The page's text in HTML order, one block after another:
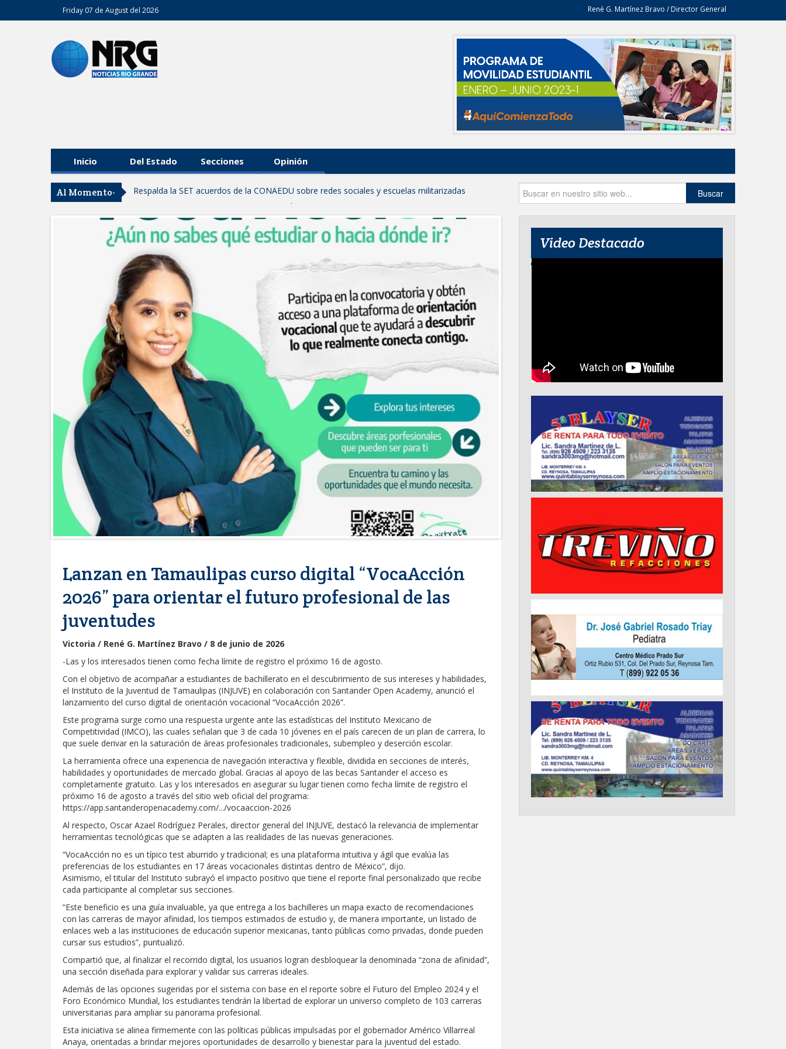
Friday 07 de August del 2026 René G. Martínez Bravo / Director General
Inicio Del Estado Secciones Opinión
Al Momento-
Respalda la SET acuerdos de la CONAEDU sobre redes sociales y escuelas militarizadas
MANTIENE EL RITMO DE LAS OBRAS PRIORITARIAS
Atendió Protección Civil de Reynosa reportes ante lluvias
IMPULSA GESTIÓN AMBIENTAL JORNADA DE MEJORA URBANA EN HACIENDA SAN AGUSTÍN
Asegura alcalde de Reynosa buen funcionamiento de Presa El Águila
GOBIERNO MUNICIPAL Y ESTATAL CELEBRARÁN FERIA DEL EMPLEO EL PRÓXIMO 18 DE
AGOSTO
Logra STPS la generación de empleo con más de 6 mil 900 colocaciones en Tamaulipas
Anunciaron Gobierno Municipal, PROFECO y CANACO: Feria de Regreso a Clases 2026
Brindará Familia UAT un moderno espacio con sentido humano en la nueva sede del COMASS
GOBIERNO MUNICIPAL ACERCA SERVICIOS Y APOYOS A FAMILIAS CON “PRESIDENCIA
CERQUITA DE TI”
Impulsa STPS ferias del empleo para jóvenes en tres regiones de Tamaulipas
Felicitó Carlos Peña Ortiz a más de 390 egresados de la Universidad Tecnológica de Tamaulipas
Norte
GOBIERNO DE CARMEN LILIA CANTUROSAS INVIERTE EN INFRAESTRUCTURA HÍDRICA PARA
GARANTIZAR UN MEJOR SERVICIO DE AGUA POTABLE
Facilita DIF Tamaulipas trámite de credencial y placas de circulación para personas con
discapacidad
CARMEN LILIA CANTUROSAS CONSOLIDA A NUEVO LAREDO COMO REFERENTE DE ENERGÍA
LIMPIA EN TAMAULIPAS
Destacó Alcalde Carlos Peña Ortiz respuesta inmediata de servicios municipales ante tormenta
La UAT, Gobierno del Estado y ganaderos consolidan proyecto “Carne Tam
GOBIERNO MUNICIPAL INVITA A CAMPAÑA DE TAMIZAJE AUDITIVO GRATUITO PARA RECIÉN
NACIDOS EN CLÍNICA UNE NUEVA ERA
Entregó Carlos Peña Ortiz apoyos de "Mamá Luchona", acompañado por la Senadora Maki
Esther Ortiz Domínguez
Intensificó Municipio programa de bacheo en cuatro colonias de Reynosa
Buscar
Lanzan en Tamaulipas curso digital “VocaAcción
2026” para orientar el futuro profesional de las
juventudes
Victoria / René G. Martínez Bravo / 8 de junio de 2026
-Las y los interesados tienen como fecha límite de registro el próximo 16 de agosto.
Con el objetivo de acompañar a estudiantes de bachillerato en el descubrimiento de sus intereses y habilidades,
el Instituto de la Juventud de Tamaulipas (INJUVE) en colaboración con Santander Open Academy, anunció el
lanzamiento del curso digital de orientación vocacional “VocaAcción 2026”.
Este programa surge como una respuesta urgente ante las estadísticas del Instituto Mexicano de
Competitividad (IMCO), las cuales señalan que 3 de cada 10 jóvenes en el país carecen de un plan de carrera, lo
que suele derivar en la saturación de áreas profesionales tradicionales, subempleo y deserción escolar.
La herramienta ofrece una experiencia de navegación interactiva y flexible, dividida en secciones de interés,
habilidades y oportunidades de mercado global. Gracias al apoyo de las becas Santander el acceso es
completamente gratuito. Las y los interesados en asegurar su lugar tienen como fecha límite de registro el
próximo 16 de agosto a través del sitio web oficial del programa:
https://app.santanderopenacademy.com/.../vocaaccion-2026
Al respecto, Oscar Azael Rodríguez Perales, director general del INJUVE, destacó la relevancia de implementar
herramientas tecnológicas que se adapten a las realidades de las nuevas generaciones.
“VocaAcción no es un típico test aburrido y tradicional; es una plataforma intuitiva y ágil que evalúa las
preferencias de los estudiantes en 17 áreas vocacionales distintas dentro de México”, dijo.
Asimismo, el titular del Instituto subrayó el impacto positivo que tiene el reporte final personalizado que recibe
cada participante al completar sus secciones.
“Este beneficio es una guía invaluable, ya que entrega a los bachilleres un mapa exacto de recomendaciones
con las carreras de mayor afinidad, los tiempos estimados de estudio y, de manera importante, un listado de
enlaces web a las instituciones de educación superior mexicanas, tanto públicas como privadas, donde pueden
cursar sus estudios”, puntualizó.
Compartió que, al finalizar el recorrido digital, los usuarios logran desbloquear la denominada “zona de afinidad”,
una sección diseñada para explorar y validar sus carreras ideales.
Además de las opciones sugeridas por el sistema con base en el reporte sobre el Futuro del Empleo 2024 y el
Foro Económico Mundial, los estudiantes tendrán la libertad de explorar un universo completo de 103 carreras
universitarias para ampliar su panorama profesional.
Esta iniciativa se alinea firmemente con las políticas públicas impulsadas por el gobernador Américo Villarreal
Anaya, orientadas a brindar mejores oportunidades de desarrollo y bienestar para la juventud del estado.
Video Destacado